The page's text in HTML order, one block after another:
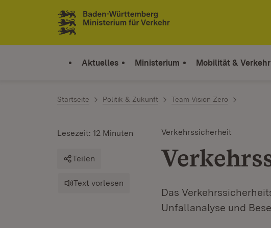
Zum Inhalt springen
Link zur Startseite
Aktuelles Ministerium Mobilität & Verkehr
Startseite Politik & Zukunft Team Vision Zero
Verkehrssicherheit
Das
Unfallanalyse und
Lesezeit: 12 Minuten
Teilen
Text vorlesen